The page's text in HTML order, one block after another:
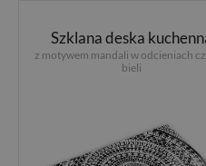
Szklana deska
z motywem mandali w odcieniach
bieli